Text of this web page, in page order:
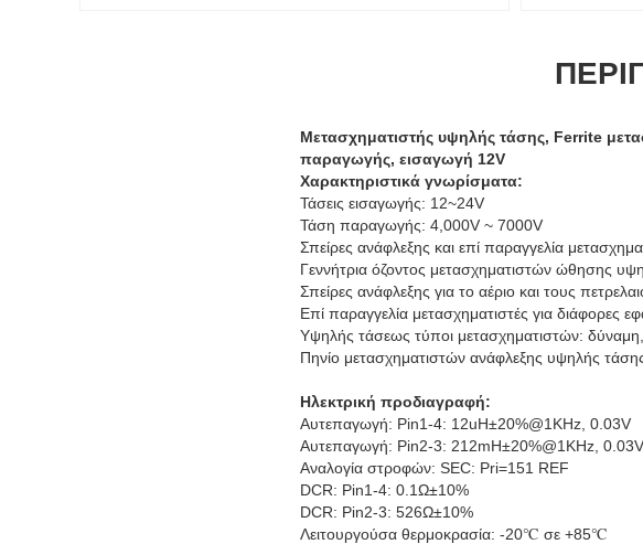
Μετασχηματιστής υψηλής τάσης, Ferrite
παραγωγής, εισαγωγή 12V
Χαρακτηριστικά γνωρίσματα:
Τάσεις εισαγωγής: 12~24V
Τάση παραγωγής: 4,000V ~ 7000V
Σπείρες ανάφλεξης και επί παραγγελία
Γεννήτρια όζοντος μετασχηματιστών ώθησης
Σπείρες ανάφλεξης για το αέριο και τους
Επί παραγγελία μετασχηματιστές για διάφορες
Υψηλής τάσεως τύποι μετασχηματιστών:
Πηνίο μετασχηματιστών ανάφλεξης υψηλής
Ηλεκτρική προδιαγραφή:
Αυτεπαγωγή: Pin1-4: 12uH±20%@1KHz, 0.03V
Αυτεπαγωγή: Pin2-3: 212mH±20%@1KHz, 0.03V
Αναλογία στροφών: SEC: Pri=151 REF
DCR: Pin1-4: 0.1Ω±10%
DCR: Pin2-3: 526Ω±10%
Λειτουργούσα θερμοκρασία: -20℃ σε +85℃